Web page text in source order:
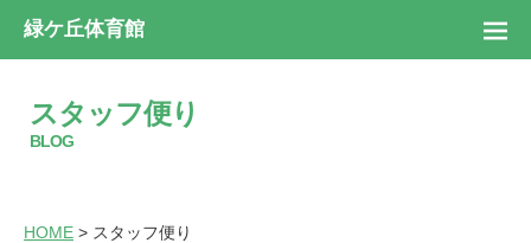
緑ケ丘体育館
スタッフ便り
BLOG
HOME > スタッフ便り